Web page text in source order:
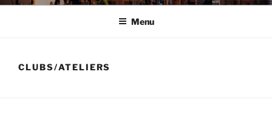
Menu
CLUBS/ATELIERS